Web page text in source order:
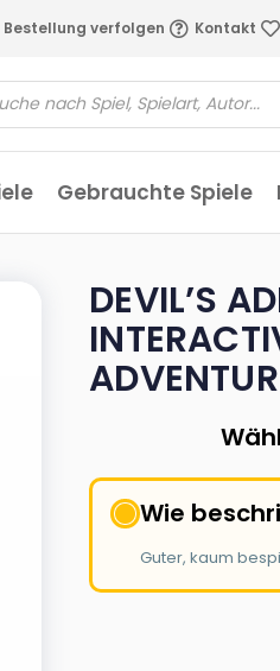
Bestellung verfolgen Kontakt
Gebrauchte Spiele
DEVIL’S
Wie
Guter, kaum